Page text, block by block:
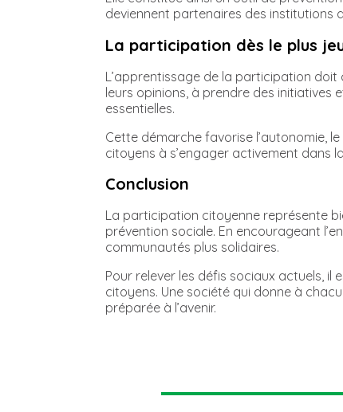
deviennent partenaires des institutions
La participation dès le plus
L’apprentissage de la participation
leurs opinions, à prendre des
essentielles.
Cette démarche favorise l’autonomie,
citoyens à s’engager activement dans
Conclusion
La participation citoyenne représente
prévention sociale. En encourageant
communautés plus solidaires.
Pour relever les défis sociaux actuels,
citoyens. Une société qui donne à
préparée à l’avenir.